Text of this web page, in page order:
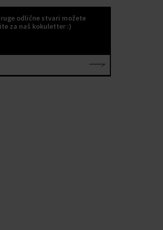
odlične stvari možete
za naš kokuletter :)